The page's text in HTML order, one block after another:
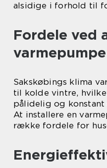
alsidige i forhold til
Fordele ved
Sakskøbings klima
til kolde vintre,
pålidelig og konstant
At installere en
række fordele for